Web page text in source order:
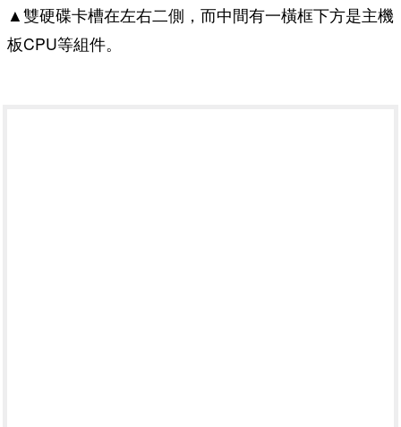
▲雙硬碟卡槽在左右二側，而中間有一橫框下方是主機
板CPU等組件。